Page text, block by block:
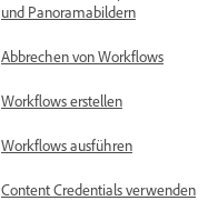
und Panoramabildern
Abbrechen von Workflows
Workflows erstellen
Workflows ausführen
Content Credentials verwenden